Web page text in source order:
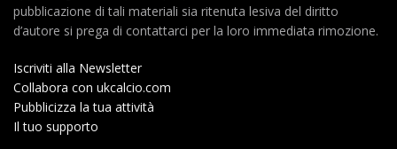
pubblicazione di tali materiali sia ritenuta lesiva del diritto
d’autore si prega di contattarci per la loro immediata rimozione.
Iscriviti alla Newsletter
Collabora con ukcalcio.com
Pubblicizza la tua attività
Il tuo supporto